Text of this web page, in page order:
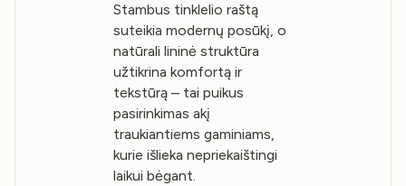
Stambus tinklelio raštą
suteikia modernų posūkį, o
natūrali lininė struktūra
užtikrina komfortą ir
tekstūrą – tai puikus
pasirinkimas akį
traukiantiems gaminiams,
kurie išlieka nepriekaištingi
laikui bėgant.